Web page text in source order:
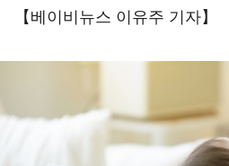
【베이비뉴스 이유주 기자】